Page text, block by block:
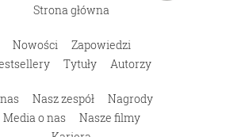
Strona główna
Nowości
Zapowiedzi
Tytuły Autorzy
Nasz zespół
Nagrody
Media o nas
Nasze filmy